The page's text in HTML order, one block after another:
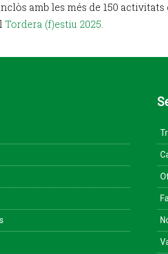
amb les més de 150 activitats
Tordera (f)estiu 2025